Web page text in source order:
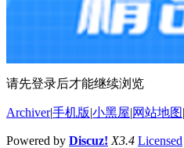
请先登录后才能继续浏览
Archiver|手机版 小黑屋 网站地图
Powered by Discuz! X3.4 Licensed